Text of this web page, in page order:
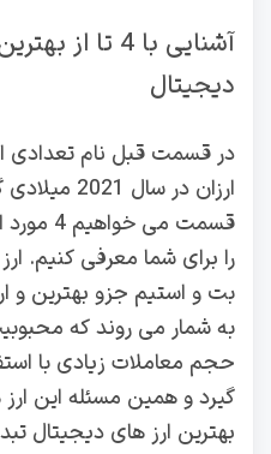
آشنایی با 4 تا
دیجیتال
در قسمت قبل نام تعدادی
ارزان در
قسمت می
را برای شما معرفی کنیم.
بت و استیم جزو بهترین و
به شمار می روند که
حجم معاملات زیادی با
گیرد و همین مسئله این
بهترین ارز های دیجیتال